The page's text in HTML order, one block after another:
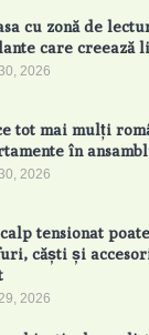
cu zonă de
care creează
2026
tot mai mulți
în
2026
tensionat
căști și
2026